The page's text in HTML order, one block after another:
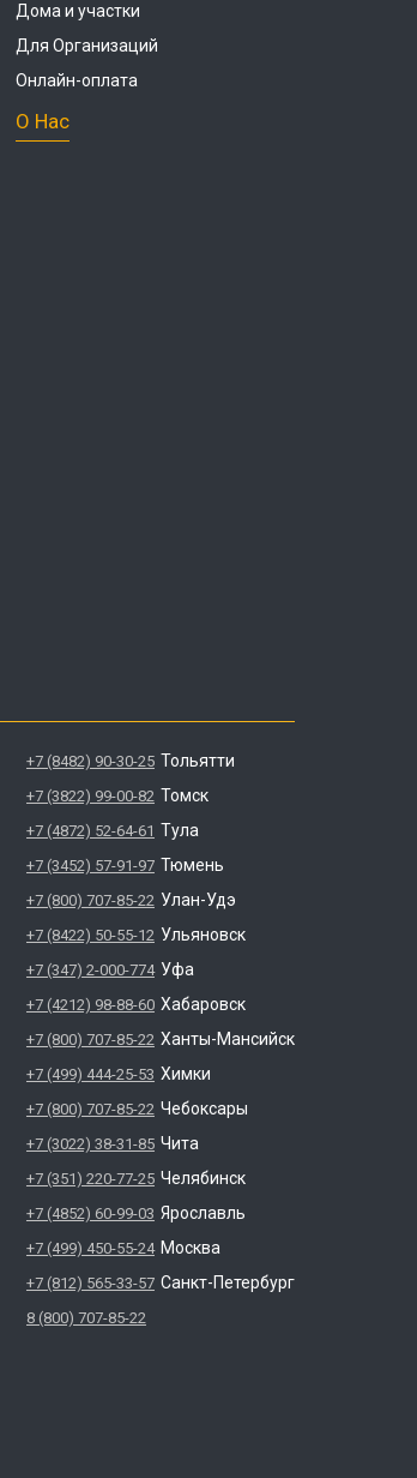
Дома и участки
Для Организаций
Онлайн-оплата
О Нас
+7 (8482) 90-30-25 Тольятти
+7 (3822) 99-00-82 Томск
+7 (4872) 52-64-61 Тула
+7 (3452) 57-91-97 Тюмень
+7 (800) 707-85-22 Улан-Удэ
+7 (8422) 50-55-12 Ульяновск
+7 (347) 2-000-774 Уфа
+7 (4212) 98-88-60 Хабаровск
+7 (800) 707-85-22 Ханты-Мансийск
+7 (499) 444-25-53 Химки
+7 (800) 707-85-22 Чебоксары
+7 (3022) 38-31-85 Чита
+7 (351) 220-77-25 Челябинск
+7 (4852) 60-99-03 Ярославль
+7 (499) 450-55-24 Москва
+7 (812) 565-33-57 Санкт-Петербург
8 (800) 707-85-22